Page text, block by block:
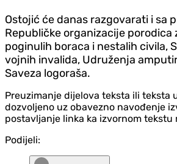
Ostojić će danas razgovarati i sa
Republičke organizacije porodica
poginulih boraca i nestalih civila,
vojnih invalida, Udruženja
Saveza logoraša.
Preuzimanje dijelova teksta ili teksta
dozvoljeno uz obavezno navođenje
postavljanje linka ka izvornom tekstu
Podijeli: